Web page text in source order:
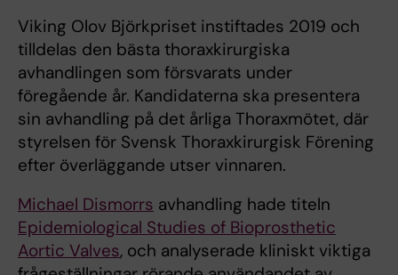
Viking Olov Björkpriset instiftades 2019 och
tilldelas den bästa thoraxkirurgiska
avhandlingen som försvarats under
föregående år. Kandidaterna ska presentera
sin avhandling på det årliga Thoraxmötet, där
styrelsen för Svensk Thoraxkirurgisk Förening
efter överläggande utser vinnaren.
Michael Dismorrs avhandling hade titeln
Epidemiological Studies of Bioprosthetic
Aortic Valves, och analyserade kliniskt viktiga